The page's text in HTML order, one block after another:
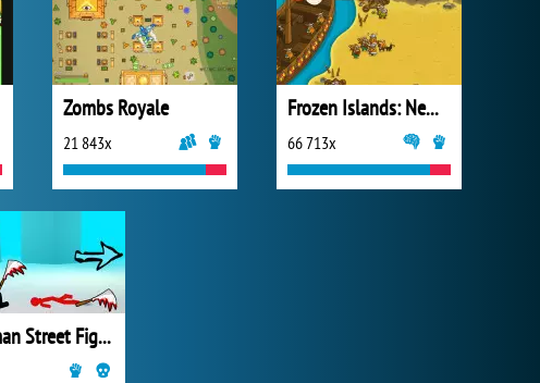
Zombs Royale
21 843x
Frozen Islands: New Horizons
66 713x
Stickman Street Fighting